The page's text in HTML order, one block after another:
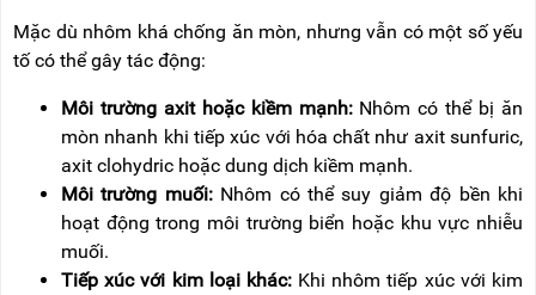
Mặc dù nhôm khá chống ăn mòn, nhưng vẫn có một số yếu
tố có thể gây tác động:
Môi trường axit hoặc kiềm mạnh:Nhôm có thể bị ăn
mòn nhanh khi tiếp xúc với hóa chất như axit sunfuric,
axit clohydric hoặc dung dịch kiềm mạnh.
Môi trường muối: Nhôm có thể suy giảm độ bền khi
hoạt động trong môi trường biển hoặc khu vực nhiễu
muối.
Tiếp xúc với kim loại khác:Khi nhôm tiếp xúc với kim